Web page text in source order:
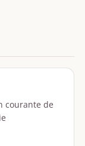
courante de